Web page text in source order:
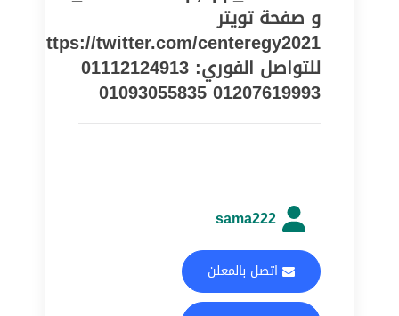
و صفحة تويتر
https://twitter.com/centeregy2021
للتواصل الفوري: 01112124913
01207619993 01093055835
sama222
اتصل بالمعلن